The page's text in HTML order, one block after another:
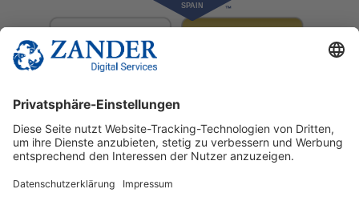
© 2025 Zander Digital Services Deutschland GmbH